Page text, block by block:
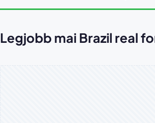
Legjobb mai Brazil real